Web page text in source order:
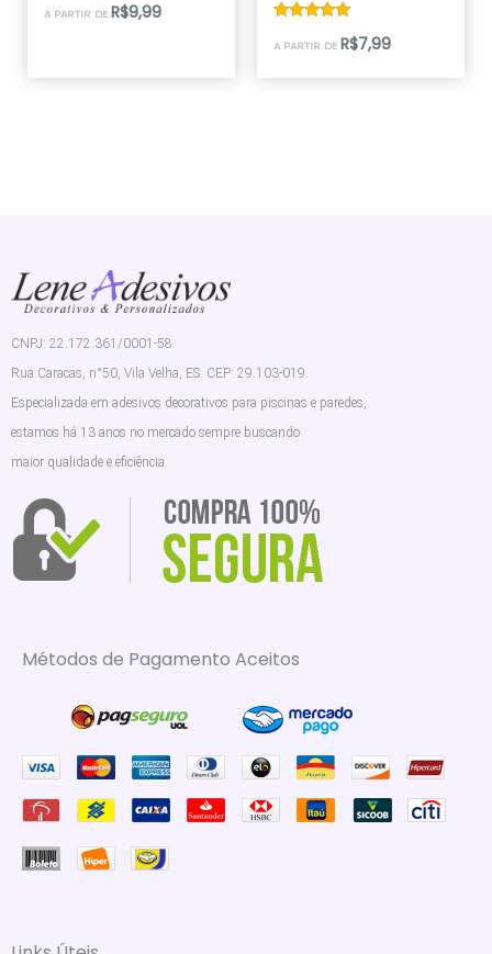
A PARTIR DE R$9,99
4.67
A PARTIR DE R$7,99
CNPJ: 22.172.361/0001-58
Rua Caracas, n°50, Vila Velha, ES. CEP: 29.103-019.
Especializada em adesivos decorativos para piscinas e paredes,
estamos há 13 anos no mercado sempre buscando
maior qualidade e eficiência.
Métodos de Pagamento Aceitos